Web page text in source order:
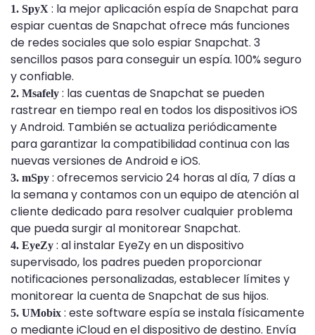
1. SpyX : la mejor aplicación espía de Snapchat para
espiar cuentas de Snapchat ofrece más funciones
de redes sociales que solo espiar Snapchat. 3
sencillos pasos para conseguir un espía. 100% seguro
y confiable.
2. Msafely : las cuentas de Snapchat se pueden
rastrear en tiempo real en todos los dispositivos iOS
y Android. También se actualiza periódicamente
para garantizar la compatibilidad continua con las
nuevas versiones de Android e iOS.
3. mSpy : ofrecemos servicio 24 horas al día, 7 días a
la semana y contamos con un equipo de atención al
cliente dedicado para resolver cualquier problema
que pueda surgir al monitorear Snapchat.
4. EyeZy : al instalar EyeZy en un dispositivo
supervisado, los padres pueden proporcionar
notificaciones personalizadas, establecer límites y
monitorear la cuenta de Snapchat de sus hijos.
5. UMobix : este software espía se instala físicamente
o mediante iCloud en el dispositivo de destino. Envía